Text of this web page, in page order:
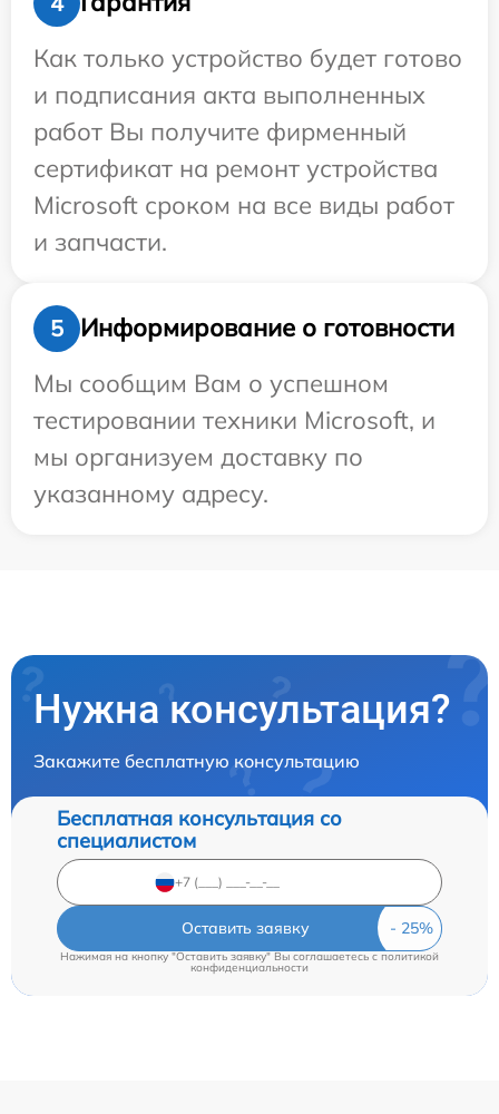
Как только устройство будет готово
и подписания акта выполненных
работ Вы получите фирменный
сертификат на ремонт устройства
Microsoft сроком на все виды работ
и запчасти.
5
Информирование о готовности
Мы сообщим Вам о успешном
тестировании техники Microsoft, и
мы организуем доставку по
указанному адресу.
Нужна консультация?
Закажите бесплатную консультацию
Бесплатная консультация со
специалистом
Оставить заявку
Нажимая на кнопку "Оставить заявку" Вы соглашаетесь cполитикой
конфиденциальности